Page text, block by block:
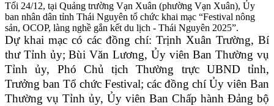
Tối 24/12, tại Quảng trường Vạn Xuân (phường Vạn Xuân), Ủy
ban nhân dân tỉnh Thái Nguyên tổ chức khai mạc “Festival nông
sản, OCOP, làng nghề gắn kết du lịch - Thái Nguyên 2025”.
Dự khai mạc có các đồng chí: Trịnh Xuân Trường, Bí
thư Tỉnh ủy; Bùi Văn Lương, Ủy viên Ban Thường vụ
Tỉnh ủy, Phó Chủ tịch Thường trực UBND tỉnh,
Trưởng ban Tổ chức Festival; các đồng chí Ủy viên Ban
Thường vụ Tỉnh ủy, Ủy viên Ban Chấp hành Đảng bộ